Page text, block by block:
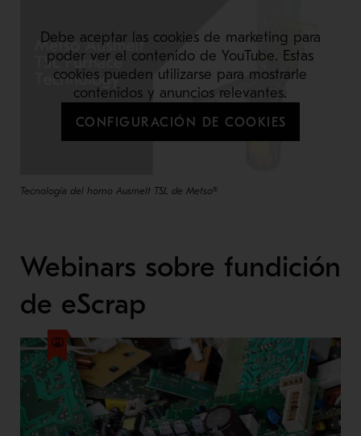
Debe aceptar las cookies de marketing para
poder ver el contenido de YouTube. Estas
cookies pueden utilizarse para mostrarle
contenidos y anuncios relevantes.
CONFIGURACIÓN DE COOKIES
Tecnología del horno Ausmelt TSL de Metso®
Webinars sobre fundición
de eScrap